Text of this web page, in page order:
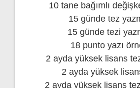
10 tane bağımlı
15 günde tez
15 günde tezi
18 punto yazı
2 ayda yüksek lisans
2 ayda yüksek
2 ayda yüksek lisans